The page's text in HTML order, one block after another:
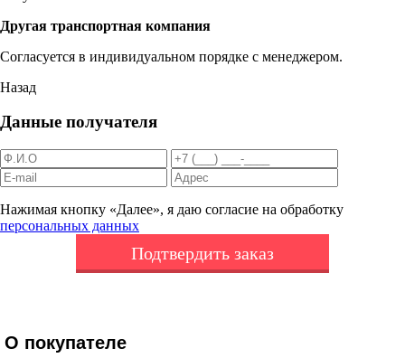
Другая транспортная компания
Согласуется в индивидуальном порядке с менеджером.
Назад
Данные получателя
Нажимая кнопку «Далее», я даю согласие на обработку
персональных данных
Подтвердить заказ
О покупателе